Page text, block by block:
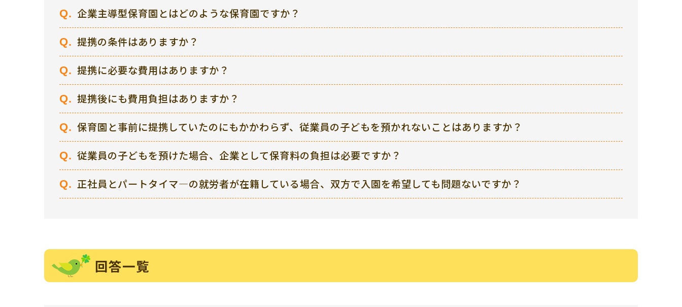
企業主導型保育園とはどのような保育園ですか？
提携の条件はありますか？
提携に必要な費用はありますか？
提携後にも費用負担はありますか？
保育園と事前に提携していたのにもかかわらず、従業員の子どもを預かれないことはありますか？
従業員の子どもを預けた場合、企業として保育料の負担は必要ですか？
正社員とパートタイマ―の就労者が在籍している場合、双方で入園を希望しても問題ないですか？
回答一覧